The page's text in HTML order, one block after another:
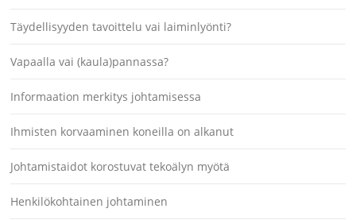
Täydellisyyden tavoittelu vai laiminlyönti?
Vapaalla vai (kaula)pannassa?
Informaation merkitys johtamisessa
Ihmisten korvaaminen koneilla on alkanut
Johtamistaidot korostuvat tekoälyn myötä
Henkilökohtainen johtaminen